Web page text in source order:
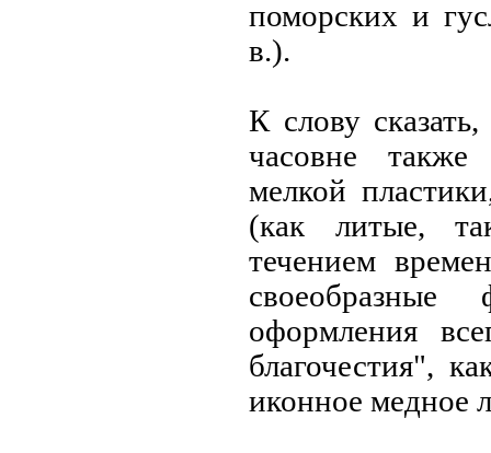
поморских и
в.).
К слову
часовне также
мелкой
(как литые,
течением
своеобразные
оформления
благочестия",
иконное медное